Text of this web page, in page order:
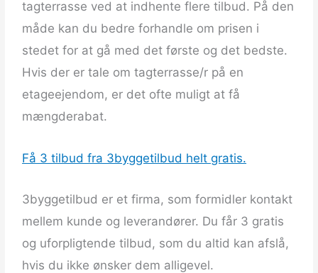
tagterrasse ved at indhente flere tilbud. På den
måde kan du bedre forhandle om prisen i
stedet for at gå med det første og det bedste.
Hvis der er tale om tagterrasse/r på en
etageejendom, er det ofte muligt at få
mængderabat.
Få 3 tilbud fra 3byggetilbud helt gratis.
3byggetilbud er et firma, som formidler kontakt
mellem kunde og leverandører. Du får 3 gratis
og uforpligtende tilbud, som du altid kan afslå,
hvis du ikke ønsker dem alligevel.